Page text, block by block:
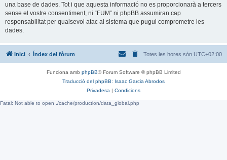
una base de dades. Tot i que aquesta informació no es proporcionarà a tercers
sense el vostre consentiment, ni “FUM” ni phpBB assumiran cap
responsabilitat per qualsevol atac al sistema que pugui comprometre les
dades.
Inici Índex del fòrum Totes les hores són UTC+02:00
Funciona amb phpBB® Forum Software © phpBB Limited
Traducció del phpBB: Isaac Garcia Abrodos
Privadesa | Condicions
Fatal: Not able to open ./cache/production/data_global.php